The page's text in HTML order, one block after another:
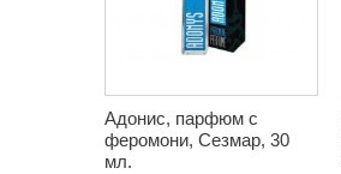
Адонис, парфюм с
феромони, Сезмар, 30
мл.